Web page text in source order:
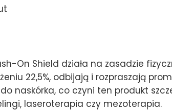
On Shield działa na zasadzie
22,5%, odbijają i rozpraszają
naskórka, co czyni ten produkt
laseroterapia czy mezoterapia.